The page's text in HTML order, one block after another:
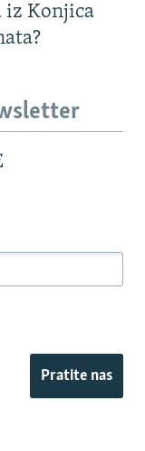
iz Konjica
Pratite nas